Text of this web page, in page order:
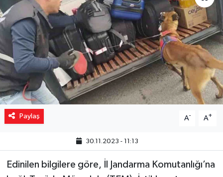
Paylaş A- A+
30.11.2023 - 11:13
Edinilen bilgilere göre, İl Jandarma Komutanlığı’na
Yaşam
Resmi ilanlar